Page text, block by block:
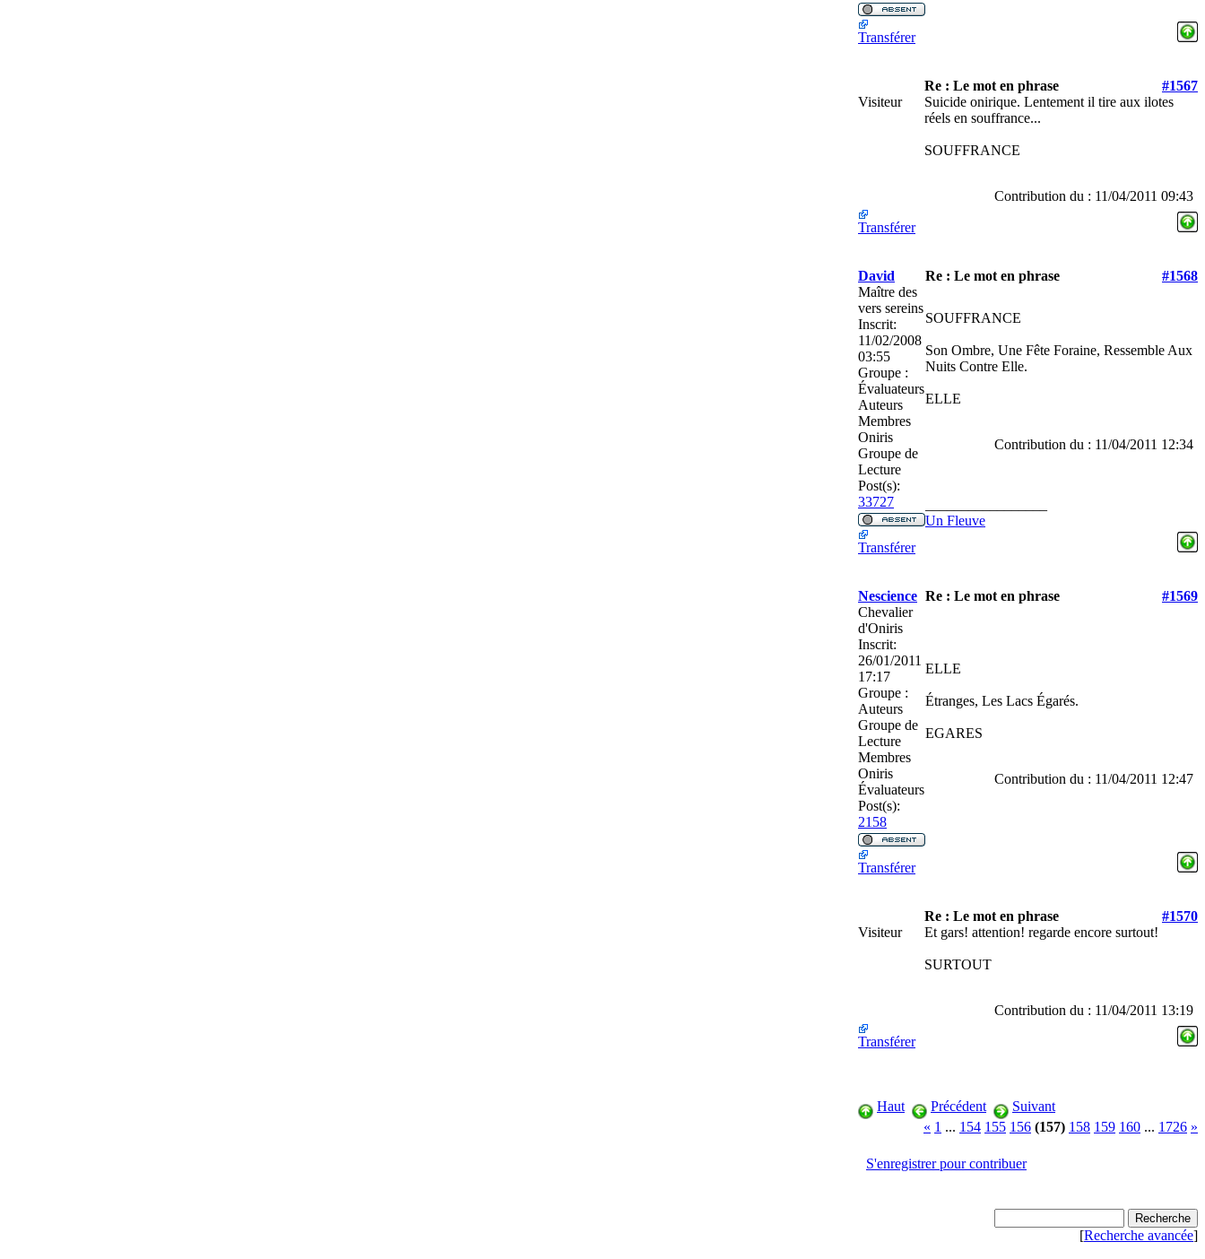
Transférer
Re : Le mot en phrase
#1567
Visiteur
Suicide onirique. Lentement il tire aux ilotes
réels en souffrance...
SOUFFRANCE
Contribution du : 11/04/2011 09:43
Transférer
David Re : Le mot en phrase
#1568
Maître des
vers sereins
Inscrit:
11/02/2008
03:55
Groupe :
Évaluateurs
Auteurs
Membres
Oniris
Groupe de
Lecture
Post(s):
33727
SOUFFRANCE
Son Ombre, Une Fête Foraine, Ressemble Aux
Nuits Contre Elle.
ELLE
Contribution du : 11/04/2011 12:34
Un Fleuve
Transférer
Nescience Re : Le mot en phrase
#1569
Chevalier
d'Oniris
Inscrit:
26/01/2011
17:17
Groupe :
Auteurs
Groupe de
Lecture
Membres
Oniris
Évaluateurs
Post(s):
2158
ELLE
Étranges, Les Lacs Égarés.
EGARES
Contribution du : 11/04/2011 12:47
Transférer
Re : Le mot en phrase
#1570
Visiteur
Et gars! attention! regarde encore surtout!
SURTOUT
Contribution du : 11/04/2011 13:19
Transférer
Haut Précédent
Suivant
« 1 ... 154 155 156 (157) 158 159 160 ... 1726 »
S'enregistrer pour contribuer
[Recherche avancée]